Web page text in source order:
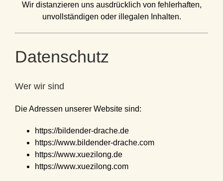
Wir distanzieren uns ausdrücklich von fehlerhaften,
unvollständigen oder illegalen Inhalten.
Datenschutz
Wer wir sind
Die Adressen unserer Website sind:
https://bildender-drache.de
https://www.bildender-drache.com
https://www.xuezilong.de
https://www.xuezilong.com